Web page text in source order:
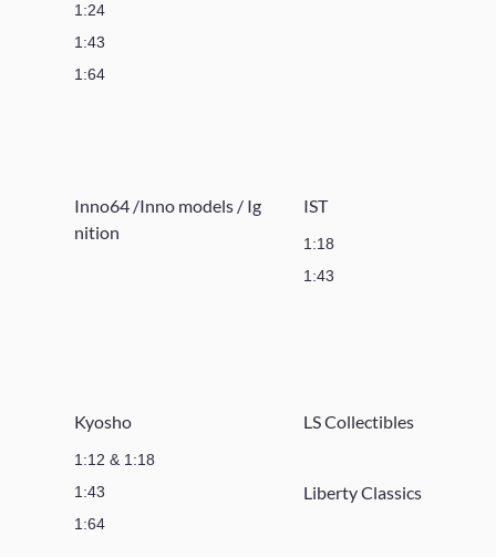
1:24
1:43
1:64
Inno64 /Inno models / Ig
nition
IST
1:18
1:43
Kyosho
1:12 & 1:18
1:43
1:64
LS Collectibles
Liberty Classics